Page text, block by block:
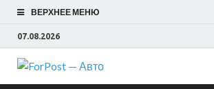
ВЕРХНЕЕ МЕНЮ
07.08.2026